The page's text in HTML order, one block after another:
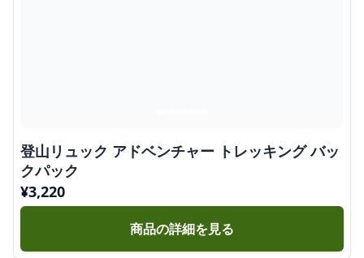
登山リュック アドベンチャー トレッキング バッ
クパック
¥3,220
商品の詳細を見る